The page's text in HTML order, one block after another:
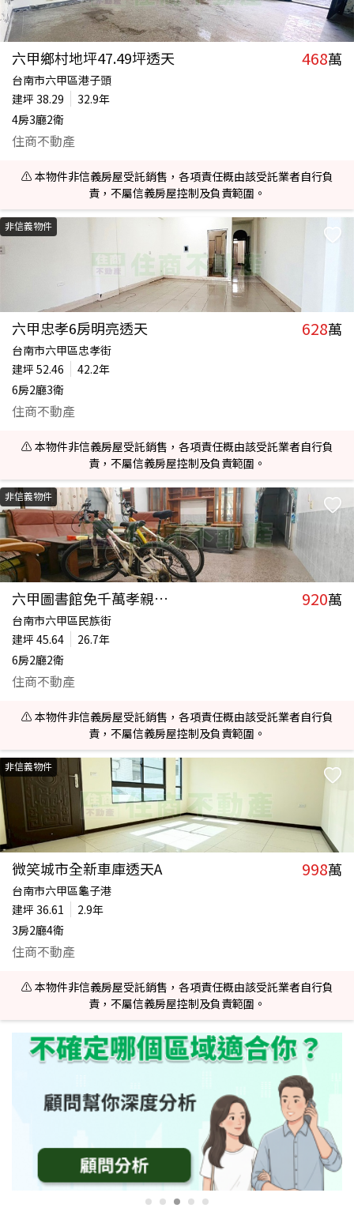
六甲鄉村地坪47.49坪透天 468萬
台南市六甲區港子頭
建坪 38.29
32.9年
4房3廳2衛
住商不動產
⚠️ 本物件非信義房屋受託銷售，各項責任概由該受託業者自行負
責，不屬信義房屋控制及負責範圍。
非信義物件
六甲忠孝6房明亮透天 628萬
台南市六甲區忠孝街
建坪 52.46
42.2年
6房2廳3衛
住商不動產
⚠️ 本物件非信義房屋受託銷售，各項責任概由該受託業者自行負
責，不屬信義房屋控制及負責範圍。
非信義物件
六甲圖書館免千萬孝親透天(專) 920萬
台南市六甲區民族街
建坪 45.64
26.7年
6房2廳2衛
住商不動產
⚠️ 本物件非信義房屋受託銷售，各項責任概由該受託業者自行負
責，不屬信義房屋控制及負責範圍。
非信義物件
微笑城市全新車庫透天A 998萬
台南市六甲區龜子港
建坪 36.61
2.9年
3房2廳4衛
住商不動產
⚠️ 本物件非信義房屋受託銷售，各項責任概由該受託業者自行負
責，不屬信義房屋控制及負責範圍。